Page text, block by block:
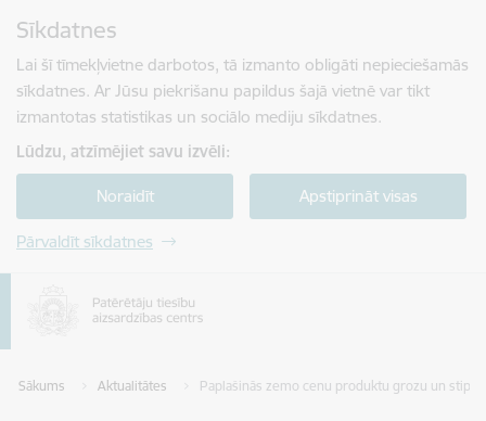
Sīkdatnes
Lai šī tīmekļvietne darbotos, tā izmanto obligāti nepieciešamās
sīkdatnes. Ar Jūsu piekrišanu papildus šajā vietnē var tikt
izmantotas statistikas un sociālo mediju sīkdatnes.
Lūdzu, atzīmējiet savu izvēli:
Noraidīt Apstiprināt visas
Pārvaldīt sīkdatnes
Sākums Aktualitātes Paplašinās zemo cenu produktu grozu un